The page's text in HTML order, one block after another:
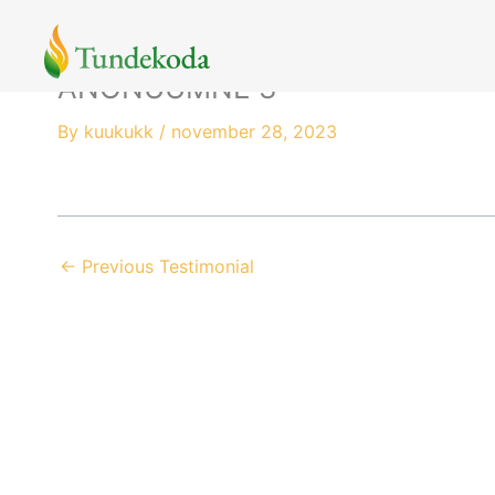
contentANONÜÜMNE 3
By kuukukk / november 28, 2023
← Previous Testimonial